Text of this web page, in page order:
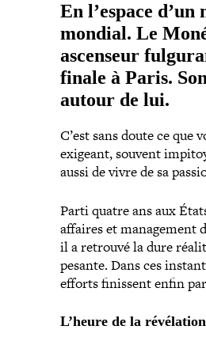
En l’espace
mondial. Le
ascenseur
finale à Paris.
autour de lui.
C’est sans doute ce
exigeant, souvent
aussi de vivre de sa
Parti quatre ans aux
affaires et mana­ge­ment
il a retrouvé la dure
pesante. Dans ces
efforts finissent enfin
L’heure de la révélation